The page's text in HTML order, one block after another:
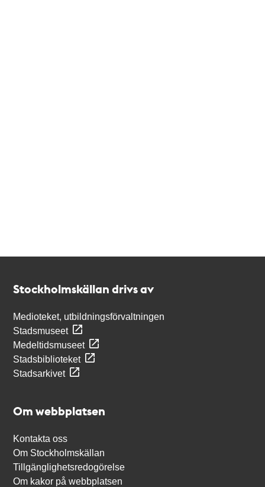
Stockholmskällan drivs av
Medioteket, utbildningsförvaltningen
Stadsmuseet
Medeltidsmuseet
Stadsbiblioteket
Stadsarkivet
Om webbplatsen
Kontakta oss
Om Stockholmskällan
Tillgänglighetsredogörelse
Om kakor på webbplatsen